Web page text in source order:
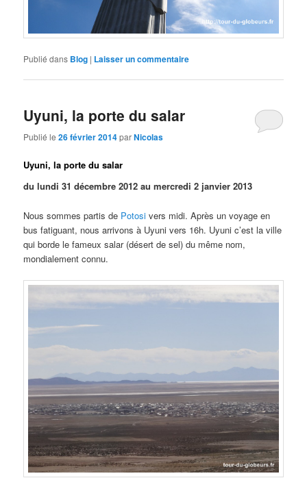
Publié dans Blog | Laisser un commentaire
Uyuni, la porte du salar
Publié le26 février 2014parNicolas
Uyuni, la porte du salar
du lundi 31 décembre 2012 au mercredi 2 janvier 2013
Nous sommes partis de Potosi vers midi. Après un voyage en
bus fatiguant, nous arrivons à Uyuni vers 16h. Uyuni c’est la ville
qui borde le fameux salar (désert de sel) du même nom,
mondialement connu.